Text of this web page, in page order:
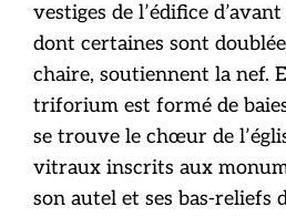
vestiges de l’édifice
dont certaines sont
chaire, soutiennent la nef.
triforium est formé de
se trouve le chœur de
vitraux inscrits aux
son autel et ses bas-reliefs